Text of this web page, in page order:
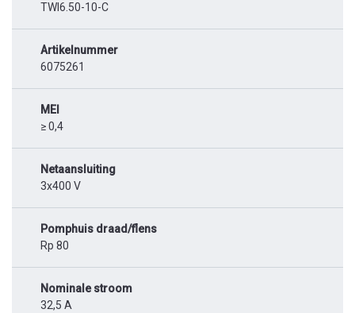
TWI6.50-10-C
Artikelnummer
6075261
MEI
≥ 0,4
Netaansluiting
3x400 V
Pomphuis draad/flens
Rp 80
Nominale stroom
32,5 A